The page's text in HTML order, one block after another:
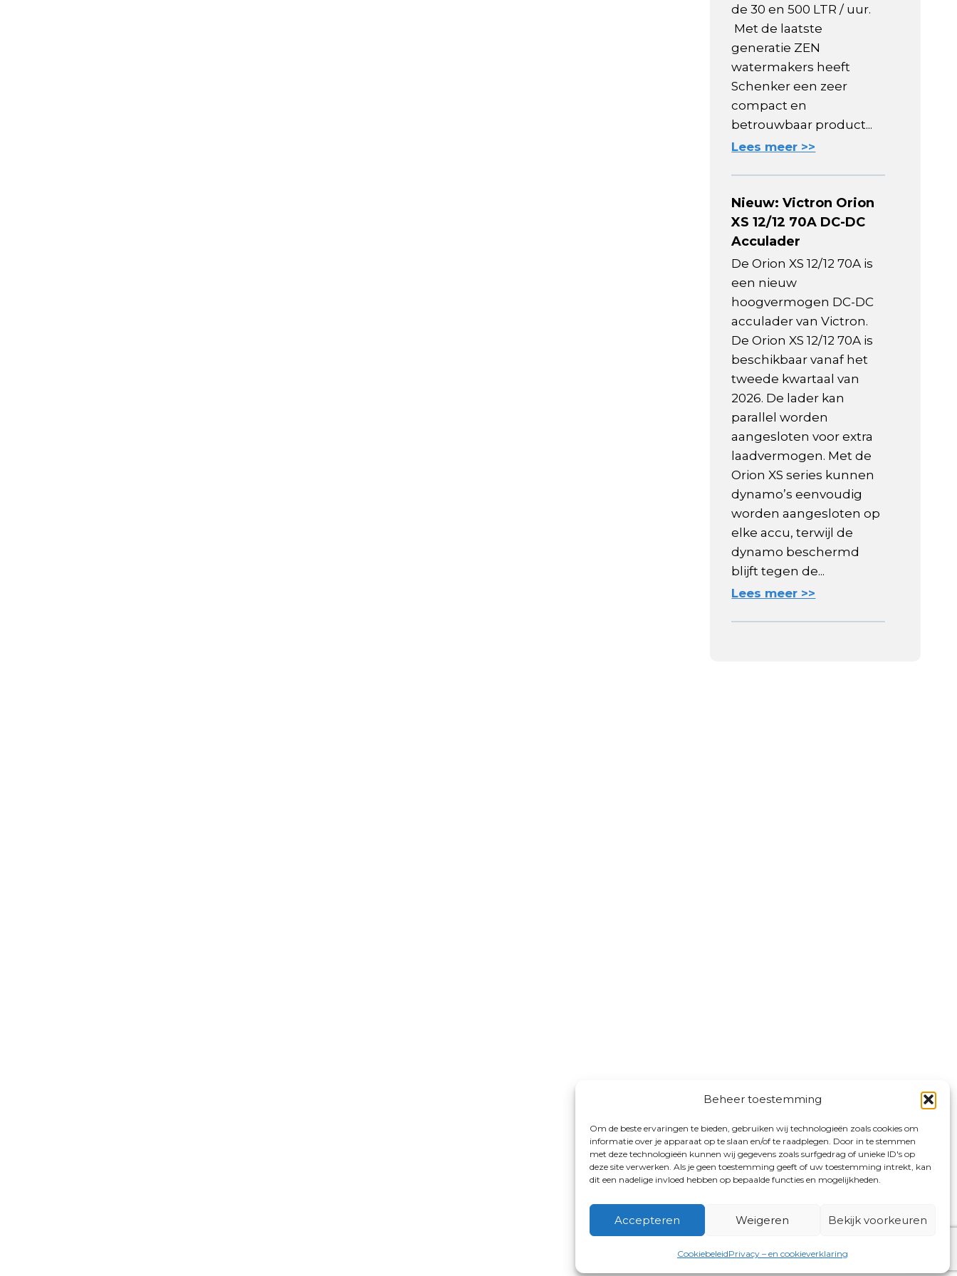
Beheer toestemming
Om de beste ervaringen te bieden, gebruiken wij technologieën zoals cookies om
informatie over je apparaat op te slaan en/of te raadplegen. Door in te stemmen
met deze technologieën kunnen wij gegevens zoals surfgedrag of unieke ID's op
deze site verwerken. Als je geen toestemming geeft of uw toestemming intrekt, kan
dit een nadelige invloed hebben op bepaalde functies en mogelijkheden.
Accepteren Weigeren Bekijk voorkeuren
CookiebeleidPrivacy – en cookieverklaring
de 30 en 500 LTR / uur.
Met de laatste
generatie ZEN
watermakers heeft
Schenker een zeer
compact en
betrouwbaar product...
Lees meer >>
Nieuw: Victron Orion
XS 12/12 70A DC-DC
Acculader
De Orion XS 12/12 70A is
een nieuw
hoogvermogen DC-DC
acculader van Victron.
De Orion XS 12/12 70A is
beschikbaar vanaf het
tweede kwartaal van
2026. De lader kan
parallel worden
aangesloten voor extra
laadvermogen. Met de
Orion XS series kunnen
dynamo’s eenvoudig
worden aangesloten op
elke accu, terwijl de
dynamo beschermd
blijft tegen de...
Lees meer >>